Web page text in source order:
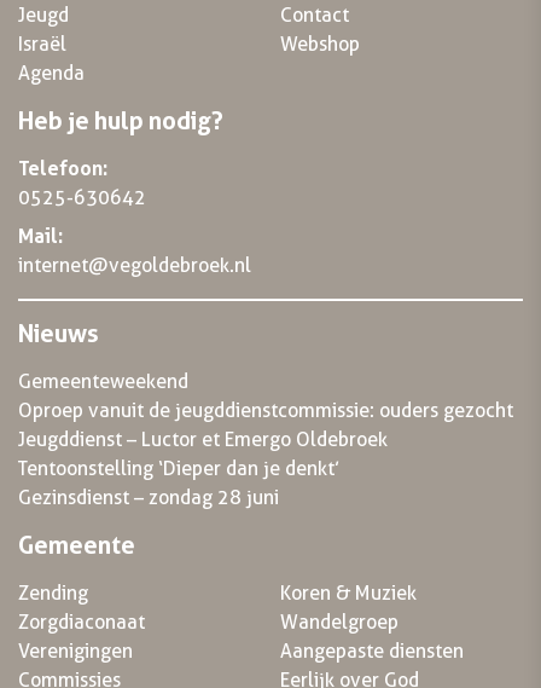
Jeugd
Israël
Agenda
Contact
Webshop
Heb je hulp nodig?
Telefoon:
0525-630642
Mail:
internet@vegoldebroek.nl
Nieuws
Gemeenteweekend
Oproep vanuit de jeugddienstcommissie: ouders gezocht
Jeugddienst – Luctor et Emergo Oldebroek
Tentoonstelling ‘Dieper dan je denkt’
Gezinsdienst – zondag 28 juni
Gemeente
Zending
Zorgdiaconaat
Verenigingen
Commissies
Koren & Muziek
Wandelgroep
Aangepaste diensten
Eerlijk over God